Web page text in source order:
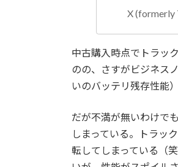
X
中古購入時点でトラッ
のの、さすがビジネス
いのバッテリ残存性能
だが不満が無いわけで
しまっている。トラッ
転してしまっている（